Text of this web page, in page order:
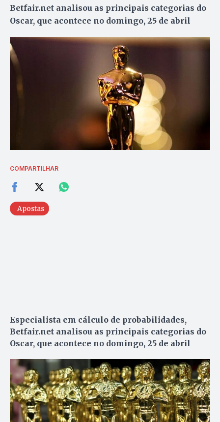
Betfair.net analisou as principais categorias do
Oscar, que acontece no domingo, 25 de abril
COMPARTILHAR
Apostas
Especialista em cálculo de probabilidades,
Betfair.net analisou as principais categorias do
Oscar, que acontece no domingo, 25 de abril